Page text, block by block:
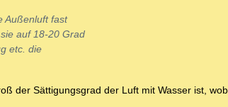
Außenluft fast
auf 18-20 Grad
etc. die
der Sättigungsgrad der Luft mit Wasser ist,